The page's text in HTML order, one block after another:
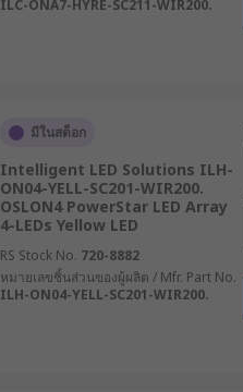
ILC-ONA7-HYRE-SC211-WIR200.
มีในสต็อก
Intelligent LED Solutions ILH-
ON04-YELL-SC201-WIR200.
OSLON4 PowerStar LED Array
4-LEDs Yellow LED
RS Stock No. 720-8882
หมายเลขชิ้นส่วนของผู้ผลิต / Mfr. Part No.
ILH-ON04-YELL-SC201-WIR200.